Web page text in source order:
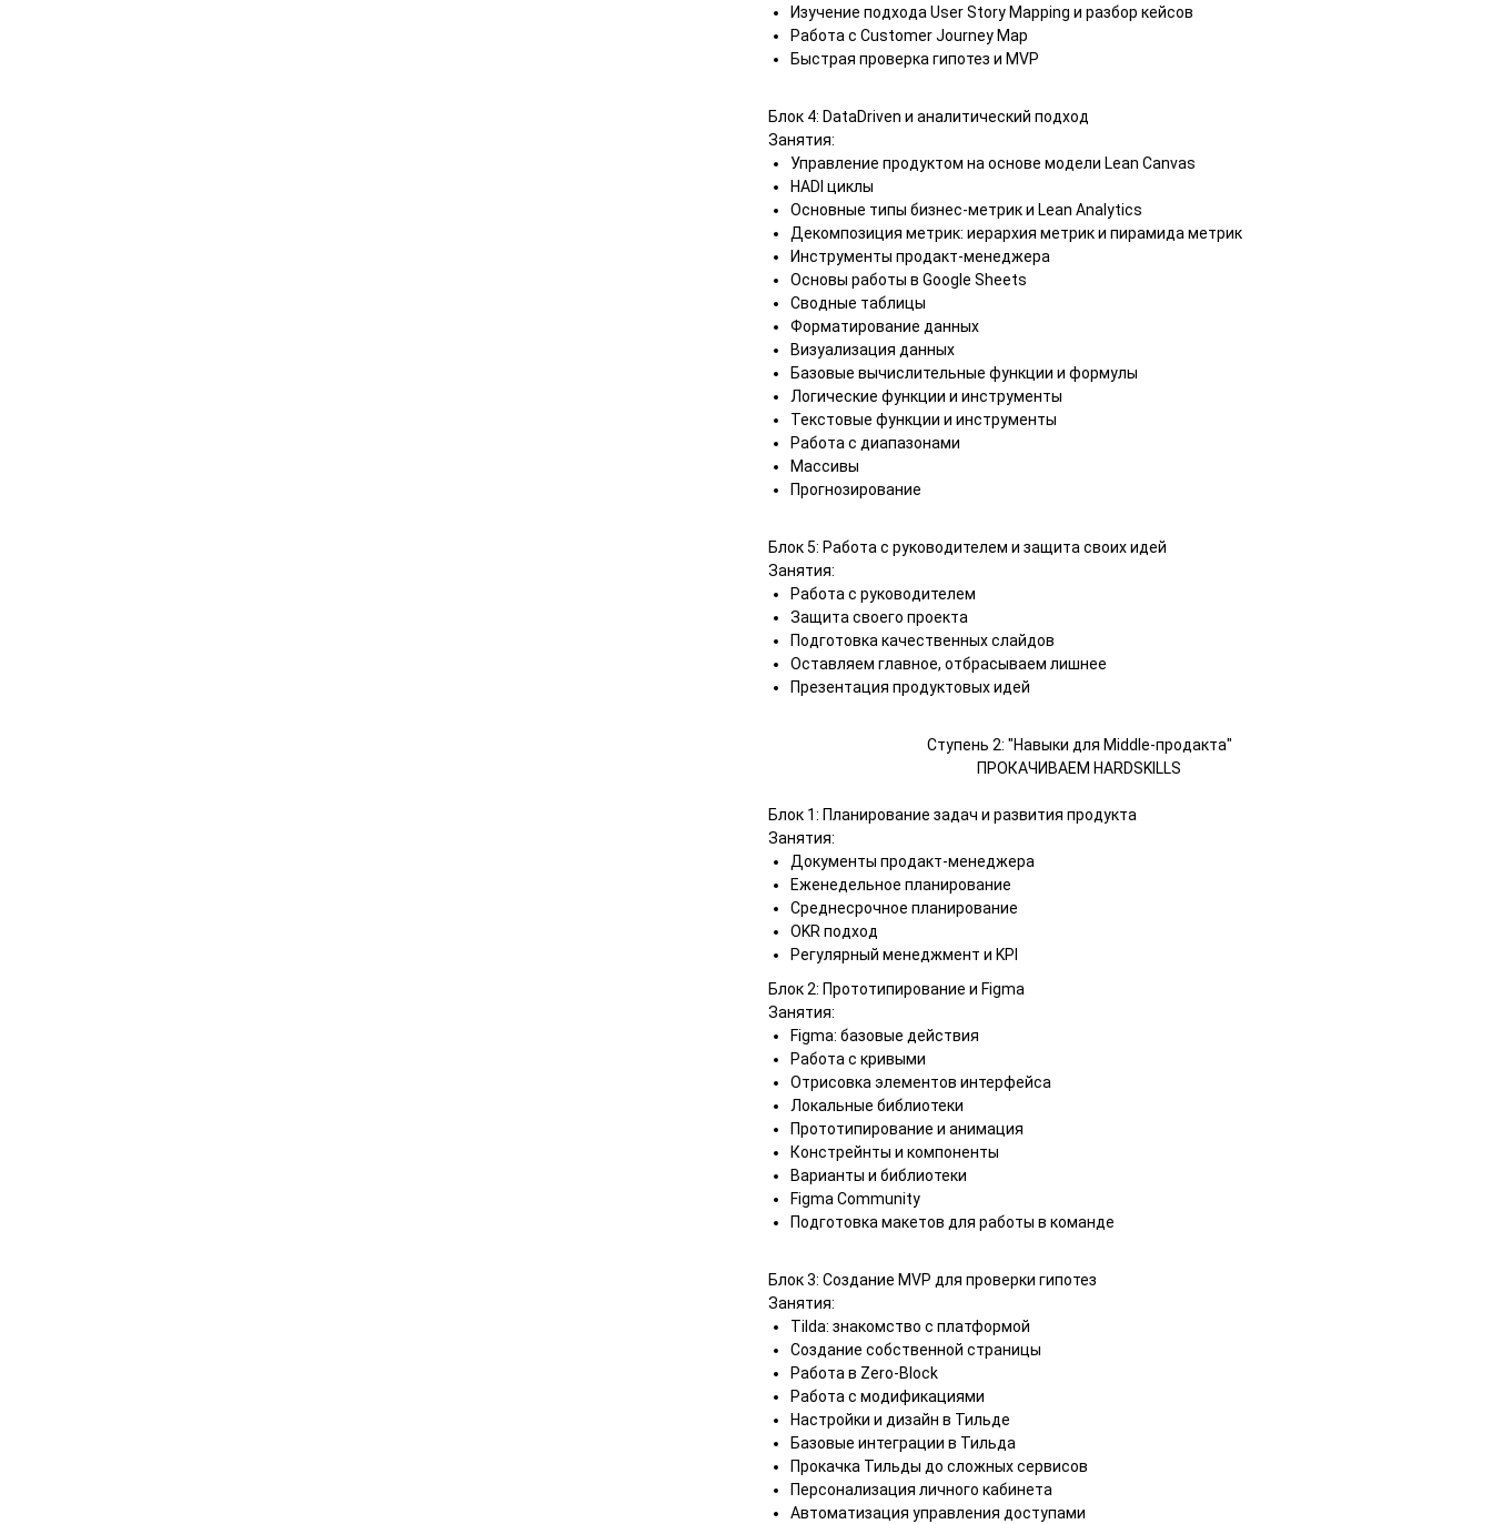
Изучение подхода User Story Mapping и разбор кейсов
Работа с Customer Journey Map
Быстрая проверка гипотез и MVP
Блок 4: DataDriven и аналитический подход
Занятия:
Управление продуктом на основе модели Lean Canvas
HADI циклы
Основные типы бизнес-метрик и Lean Analytics
Декомпозиция метрик: иерархия метрик и пирамида метрик
Инструменты продакт-менеджера
Основы работы в Google Sheets
Сводные таблицы
Форматирование данных
Визуализация данных
Базовые вычислительные функции и формулы
Логические функции и инструменты
Текстовые функции и инструменты
Работа с диапазонами
Массивы
Прогнозирование
Блок 5: Работа с руководителем и защита своих идей
Занятия:
Работа с руководителем
Защита своего проекта
Подготовка качественных слайдов
Оставляем главное, отбрасываем лишнее
Презентация продуктовых идей
Ступень 2: "Навыки для Middle-продакта"
ПРОКАЧИВАЕМ HARDSKILLS
Блок 1: Планирование задач и развития продукта
Занятия:
Документы продакт-менеджера
Еженедельное планирование
Cреднесрочное планирование
OKR подход
Регулярный менеджмент и KPI
Блок 2: Прототипирование и Figma
Занятия:
Figma: базовые действия
Работа с кривыми
Отрисовка элементов интерфейса
Локальные библиотеки
Прототипирование и анимация
Констрейнты и компоненты
Варианты и библиотеки
Figma Community
Подготовка макетов для работы в команде
Блок 3: Создание MVP для проверки гипотез
Занятия:
Tilda: знакомство с платформой
Создание собственной страницы
Работа в Zero-Block
Работа с модификациями
Настройки и дизайн в Тильде
Базовые интеграции в Тильда
Прокачка Тильды до сложных сервисов
Персонализация личного кабинета
Автоматизация управления доступами